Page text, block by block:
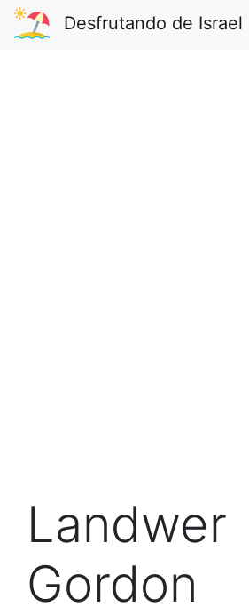
Desfrutando de Israel
Landwer
Gordon